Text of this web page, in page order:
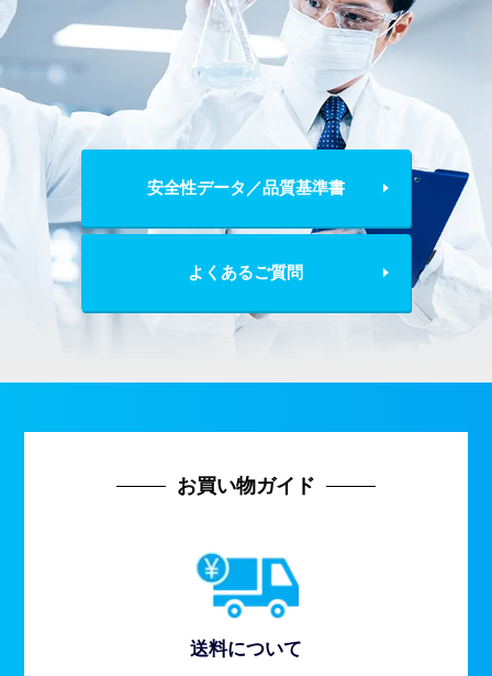
安全性データ／品質基準書
よくあるご質問
お買い物ガイド
送料について